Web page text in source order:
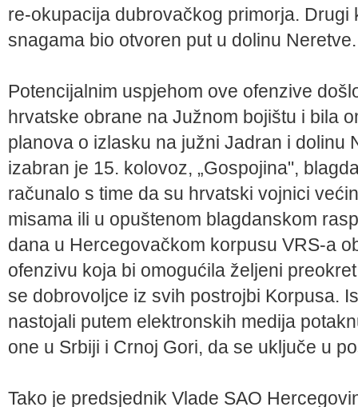
re-okupacija dubrovačkog primorja. Drugi
snagama bio otvoren put u dolinu Neretve.
Potencijalnim uspjehom ove ofenzive
hrvatske obrane na Južnom bojištu i bila
planova o izlasku na južni Jadran i dolinu
izabran je 15. kolovoz, „Gospojina",
računalo s time da su hrvatski vojnici
misama ili u opuštenom blagdanskom
dana u Hercegovačkom korpusu VRS-a
ofenzivu koja bi omogućila željeni
se dobrovoljce iz svih postrojbi Korpusa.
nastojali putem elektronskih medija
one u Srbiji i Crnoj Gori, da se uključe u
Tako je predsjednik Vlade SAO